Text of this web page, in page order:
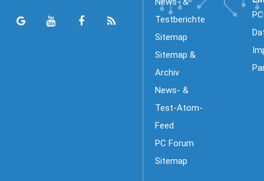
Testberichte
Sitemap
Sitemap &
Archiv
News- &
Test-Atom-
Feed
PC Forum
Sitemap